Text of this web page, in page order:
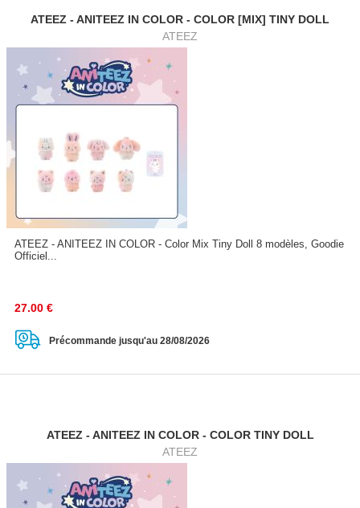
ATEEZ - ANITEEZ IN COLOR - COLOR [MIX] TINY DOLL
ATEEZ
ATEEZ - ANITEEZ IN COLOR - Color Mix Tiny Doll 8 modèles, Goodie
Officiel...
27.00 €
Précommande jusqu'au 28/08/2026
ATEEZ - ANITEEZ IN COLOR - COLOR TINY DOLL
ATEEZ